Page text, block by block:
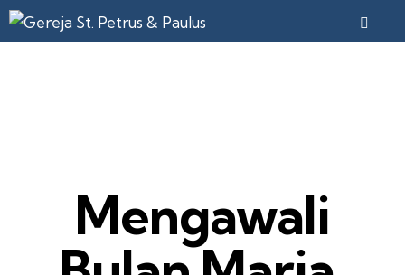
Mengawali